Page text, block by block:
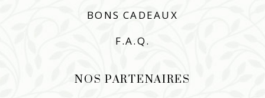
BONS CADEAUX
F.A.Q.
NOS PARTENAIRES